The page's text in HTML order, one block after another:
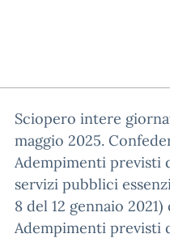
Sciopero intere
maggio 2025.
Adempimenti previsti
servizi pubblici
8 del 12 gennaio
Adempimenti previsti